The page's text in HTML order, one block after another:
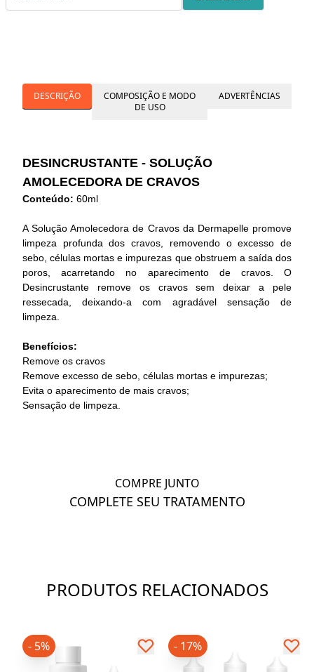
ADVERTÊNCIAS
COMPOSIÇÃO E MODO
DE USO
DESCRIÇÃO
DESINCRUSTANTE - SOLUÇÃO
AMOLECEDORA DE CRAVOS
Conteúdo: 60ml
A Solução Amolecedora de Cravos da Dermapelle promove
limpeza profunda dos cravos, removendo o excesso de
sebo, células mortas e impurezas que obstruem a saída dos
poros, acarretando no aparecimento de cravos. O
Desincrustante remove os cravos sem deixar a pele
ressecada, deixando-a com agradável sensação de
limpeza.
Benefícios:
Remove os cravos
Remove excesso de sebo, células mortas e impurezas;
Evita o aparecimento de mais cravos;
Sensação de limpeza.
COMPRE JUNTO
COMPLETE SEU TRATAMENTO
PRODUTOS RELACIONADOS
- 5% - 17%